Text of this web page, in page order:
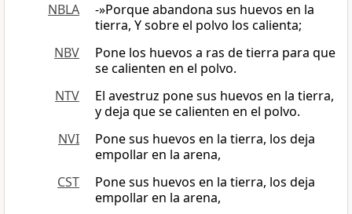
NBLA
-»Porque abandona sus huevos en la
tierra, Y sobre el polvo los calienta;
NBV
Pone los huevos a ras de tierra para que
se calienten en el polvo.
NTV
El avestruz pone sus huevos en la tierra,
y deja que se calienten en el polvo.
NVI
Pone sus huevos en la tierra, los deja
empollar en la arena,
CST
Pone sus huevos en la tierra, los deja
empollar en la arena,